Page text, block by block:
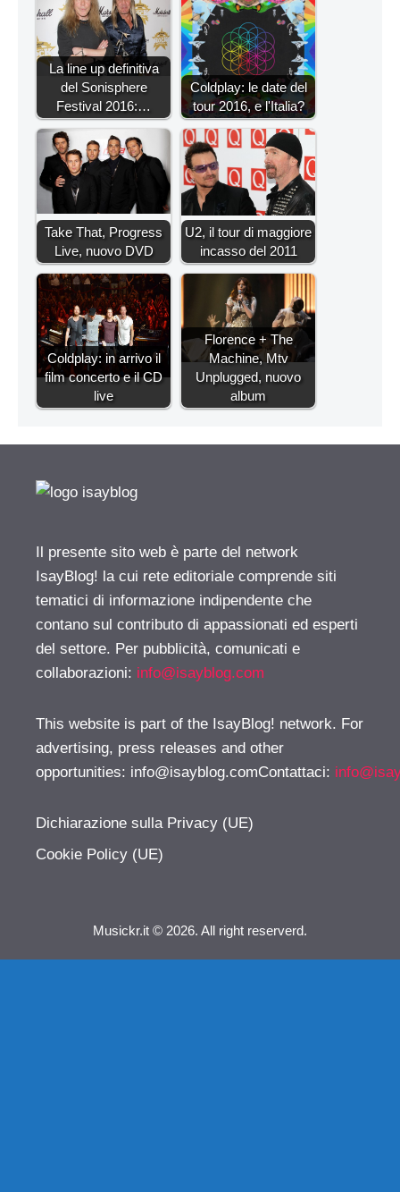
La line up definitiva
del Sonisphere
Festival 2016:…
Coldplay: le date del
tour 2016, e l'Italia?
Take That, Progress
Live, nuovo DVD
U2, il tour di maggiore
incasso del 2011
Coldplay: in arrivo il
film concerto e il CD
live
Florence + The
Machine, Mtv
Unplugged, nuovo
album
Il presente sito web è parte del network
IsayBlog! la cui rete editoriale comprende siti
tematici di informazione indipendente che
contano sul contributo di appassionati ed esperti
del settore. Per pubblicità, comunicati e
collaborazioni: info@isayblog.com
This website is part of the IsayBlog! network. For
advertising, press releases and other
opportunities: info@isayblog.comContattaci:
Dichiarazione sulla Privacy (UE)
Cookie Policy (UE)
Musickr.it © 2026. All right reserverd.